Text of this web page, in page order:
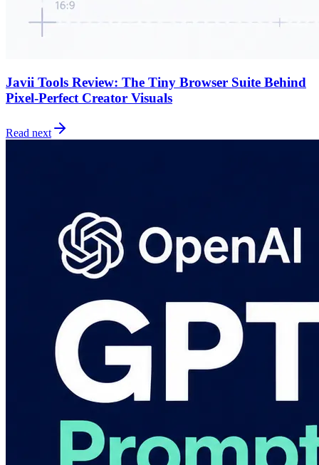
Javii Tools Review: The Tiny Browser Suite Behind
Pixel-Perfect Creator Visuals
Read next